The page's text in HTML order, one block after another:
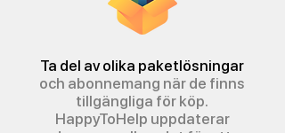
Ta del av olika paketlösningar
och abonnemang när de finns
tillgängliga för köp.
HappyToHelp uppdaterar